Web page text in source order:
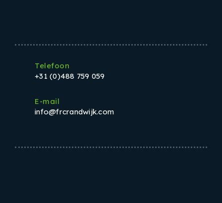
Telefoon
+31 (0)488 759 059
E-mail
info@frcrandwijk.com